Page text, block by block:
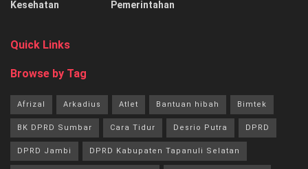
Kesehatan
Pemerintahan
Quick Links
Browse by Tag
Afrizal Arkadius Atlet Bantuan hibah Bimtek
BK DPRD Sumbar Cara Tidur Desrio Putra DPRD
DPRD Jambi DPRD Kabupaten Tapanuli Selatan